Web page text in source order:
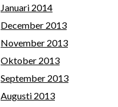
Januari 2014
December 2013
November 2013
Oktober 2013
September 2013
Augusti 2013